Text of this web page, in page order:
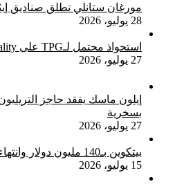
مورغان ستانلي تطلق صناديق
28 يوليو، 2026
استحواذ محتمل لـTPG على Netrality
27 يوليو، 2026
إيلون ماسك يفقد حاجز
بسخرية
27 يوليو، 2026
بيتكوين بـ140 مليون دولار وانتهاء التوزيع الكبير
15 يوليو، 2026